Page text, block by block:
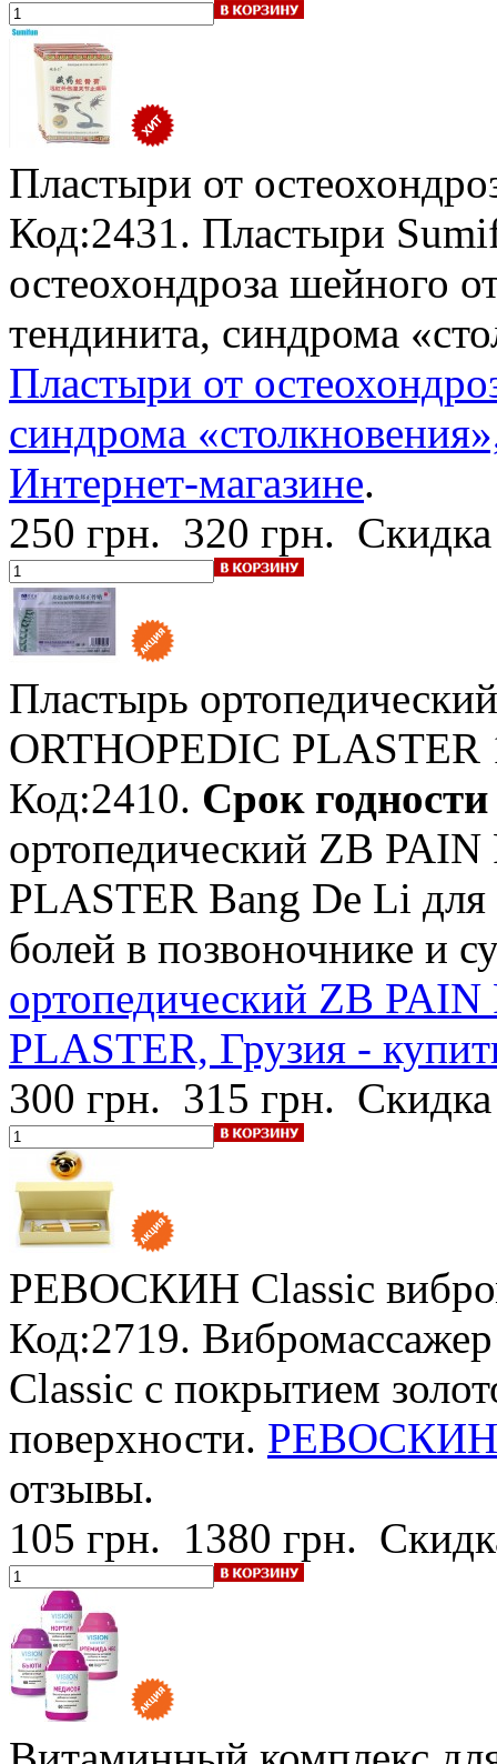
Пластыри от
Код:2431. Пластыри
остеохондроза шейного
тендинита, синдрома
Пластыри от
синдрома
Интернет-магазине.
250 грн. 320 грн.
Пластырь
ORTHOPEDIC PLASTER
Код:2410. Срок
ортопедический ZB
PLASTER Bang De Li
болей в позвоночнике и
ортопедический ZB
PLASTER, Грузия -
300 грн. 315 грн.
РЕВОСКИН Classic
Код:2719.
Classic с покрытием
поверхности. РЕВОСКИН
отзывы.
105 грн. 1380 грн.